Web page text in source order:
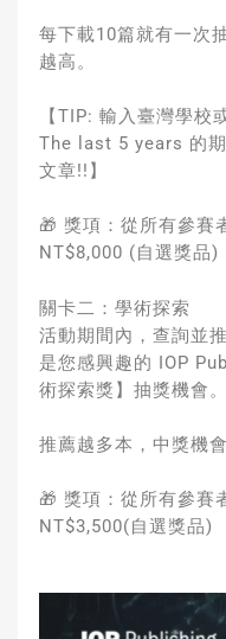
每下載10篇就有一次
越高。
【TIP: 輸入臺灣學校
The last 5 years 的
文章!!】
🎁 獎項：從所有參賽
NT$8,000 (自選獎品)
關卡二：學術探索
活動期間內，查詢並
是您感興趣的 IOP
術探索獎】抽獎機會。
推薦越多本，中獎機會
🎁 獎項：從所有參賽
NT$3,500(自選獎品)